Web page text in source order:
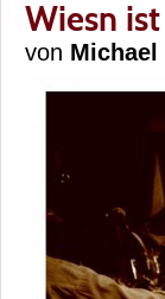
Wiesn
von Michael